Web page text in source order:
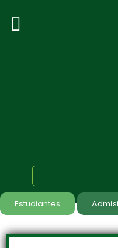
Estudiantes